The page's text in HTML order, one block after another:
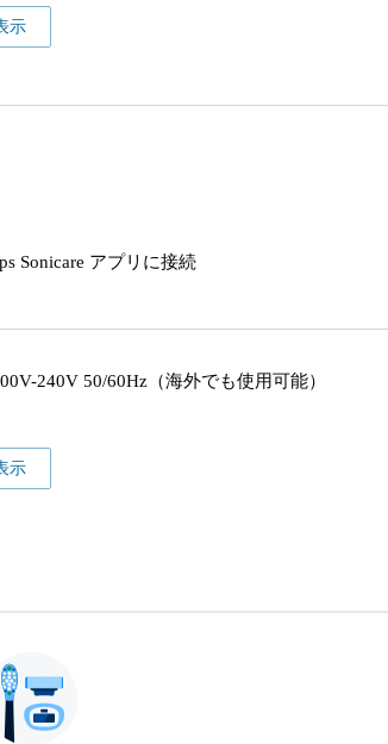
示
Sonicare アプリに接続
240V 50/60Hz（海外でも使用可能）
示